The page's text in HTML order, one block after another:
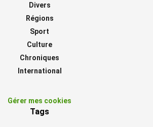
Divers
Régions
Sport
Culture
Chroniques
International
Gérer mes cookies
Tags